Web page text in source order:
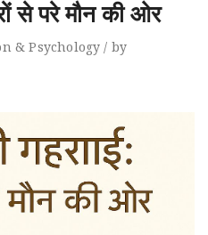
से परे मौन की ओर
&Psychology / by